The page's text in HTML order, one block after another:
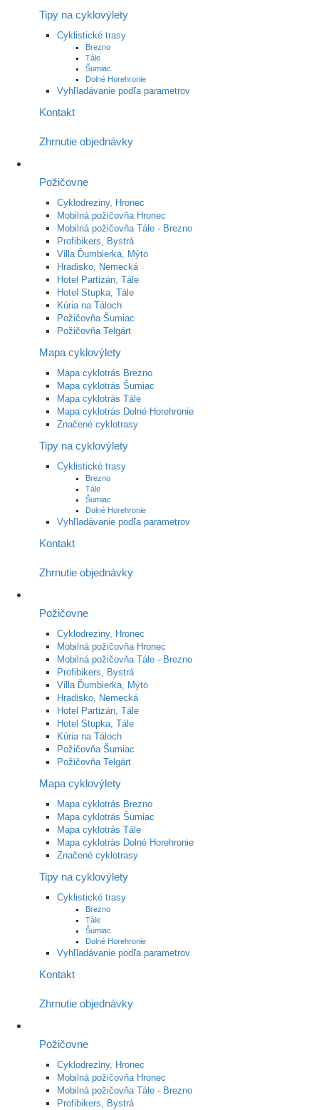
Tipy na cyklovýlety
Cyklistické trasy
Brezno
Tále
Šumiac
Dolné Horehronie
Vyhľladávanie podľa parametrov
Kontakt
Zhrnutie objednávky
Požičovne
Cyklodreziny, Hronec
Mobilná požičovňa Hronec
Mobilná požičovňa Tále - Brezno
Profibikers, Bystrá
Villa Ďumbierka, Mýto
Hradisko, Nemecká
Hotel Partizán, Tále
Hotel Stupka, Tále
Kúria na Táloch
Požičovňa Šumiac
Požičovňa Telgárt
Mapa cyklovýlety
Mapa cyklotrás Brezno
Mapa cyklotrás Šumiac
Mapa cyklotrás Tále
Mapa cyklotrás Dolné Horehronie
Značené cyklotrasy
Tipy na cyklovýlety
Cyklistické trasy
Brezno
Tále
Šumiac
Dolné Horehronie
Vyhľladávanie podľa parametrov
Kontakt
Zhrnutie objednávky
Požičovne
Cyklodreziny, Hronec
Mobilná požičovňa Hronec
Mobilná požičovňa Tále - Brezno
Profibikers, Bystrá
Villa Ďumbierka, Mýto
Hradisko, Nemecká
Hotel Partizán, Tále
Hotel Stupka, Tále
Kúria na Táloch
Požičovňa Šumiac
Požičovňa Telgárt
Mapa cyklovýlety
Mapa cyklotrás Brezno
Mapa cyklotrás Šumiac
Mapa cyklotrás Tále
Mapa cyklotrás Dolné Horehronie
Značené cyklotrasy
Tipy na cyklovýlety
Cyklistické trasy
Brezno
Tále
Šumiac
Dolné Horehronie
Vyhľladávanie podľa parametrov
Kontakt
Zhrnutie objednávky
Požičovne
Cyklodreziny, Hronec
Mobilná požičovňa Hronec
Mobilná požičovňa Tále - Brezno
Profibikers, Bystrá